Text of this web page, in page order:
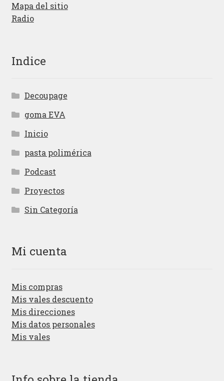
Mapa del sitio
Radio
Indice
Decoupage
goma EVA
Inicio
pasta polimérica
Podcast
Proyectos
Sin Categoría
Mi cuenta
Mis compras
Mis vales descuento
Mis direcciones
Mis datos personales
Mis vales